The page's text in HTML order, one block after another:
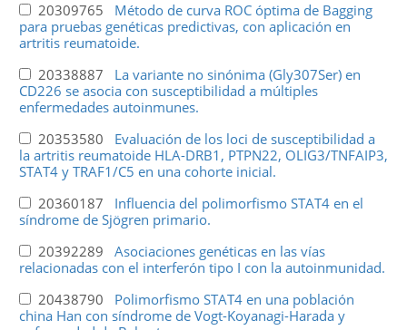
20309765 Método de curva ROC óptima de Bagging
para pruebas genéticas predictivas, con aplicación en
artritis reumatoide.
20338887 La variante no sinónima (Gly307Ser) en
CD226 se asocia con susceptibilidad a múltiples
enfermedades autoinmunes.
20353580 Evaluación de los loci de susceptibilidad a
la artritis reumatoide HLA-DRB1, PTPN22, OLIG3/TNFAIP3,
STAT4 y TRAF1/C5 en una cohorte inicial.
20360187 Influencia del polimorfismo STAT4 en el
síndrome de Sjögren primario.
20392289 Asociaciones genéticas en las vías
relacionadas con el interferón tipo I con la autoinmunidad.
20438790 Polimorfismo STAT4 en una población
china Han con síndrome de Vogt-Koyanagi-Harada y